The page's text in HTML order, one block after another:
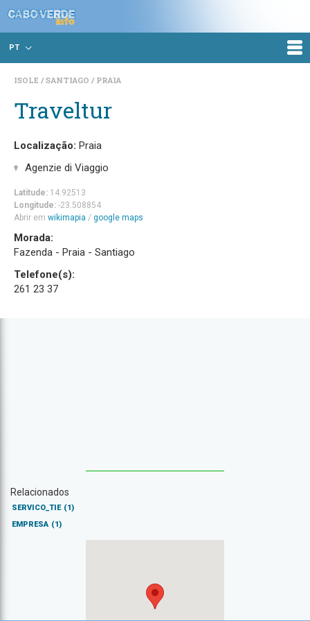
PT
ISOLE SANTIAGO PRAIA
Traveltur
Localização: Praia
Agenzie di Viaggio
Latitude: 14.92513
Longitude: -23.508854
Abrir em wikimapia / google maps
Morada:
Fazenda - Praia - Santiago
Telefone(s):
261 23 37
Relacionados
SERVICO_TIE (1)
EMPRESA (1)